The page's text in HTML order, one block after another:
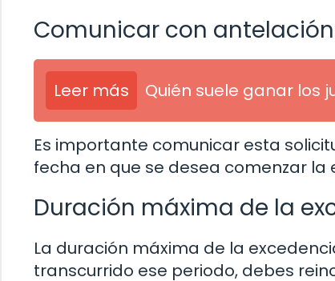
Comunicar con
Leer más Quién suele ganar los
Es importante comunicar esta
fecha en que se desea comenzar la
Duración máxima de la
La duración máxima de la
transcurrido ese periodo, debes